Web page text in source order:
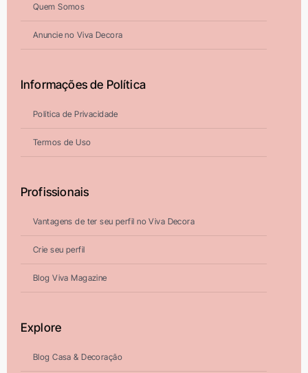
Quem Somos
Anuncie no Viva Decora
Informações de Política
Política de Privacidade
Termos de Uso
Profissionais
Vantagens de ter seu perfil no Viva Decora
Crie seu perfil
Blog Viva Magazine
Explore
Blog Casa & Decoração